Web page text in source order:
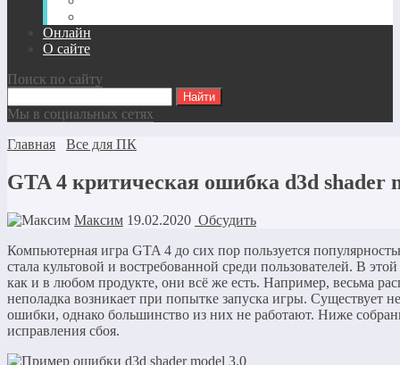
Онлайн
О сайте
Поиск по сайту
Мы в социальных сетях
Главная
Все для ПК
GTA 4 критическая ошибка d3d shader
Максим 19.02.2020 Обсудить
Компьютерная игра GTA 4 до сих пор пользуется
стала культовой и востребованной среди пользователей. В
как и в любом продукте, они всё же есть. Например, весьма
неполадка возникает при попытке запуска игры. Существует
ошибки, однако большинство из них не работают. Ниже
исправления сбоя.